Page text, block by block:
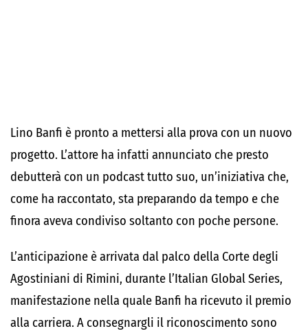
Lino Banfi è pronto a mettersi alla prova con un nuovo
progetto. L’attore ha infatti annunciato che presto
debutterà con un podcast tutto suo, un’iniziativa che,
come ha raccontato, sta preparando da tempo e che
finora aveva condiviso soltanto con poche persone.
L’anticipazione è arrivata dal palco della Corte degli
Agostiniani di Rimini, durante l’Italian Global Series,
manifestazione nella quale Banfi ha ricevuto il premio
alla carriera. A consegnargli il riconoscimento sono